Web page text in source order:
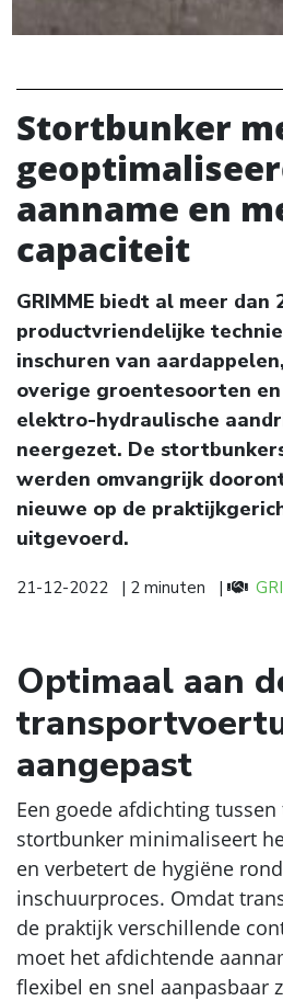
Stortbunker
aanname en
capaciteit
GRIMME biedt al meer
productvriendelijke
inschuren van
overige groentesoorten
elektro-hydraulische
neergezet. De
werden omvangrijk
nieuwe op de
uitgevoerd.
21-12-2022 | 2 minuten |
Optimaal aan
aangepast
Een goede afdichting
stortbunker minimaliseert
en verbetert de hygiëne
inschuurproces. Omdat
de praktijk verschillende
moet het afdichtende
flexibel en snel aanpasbaar